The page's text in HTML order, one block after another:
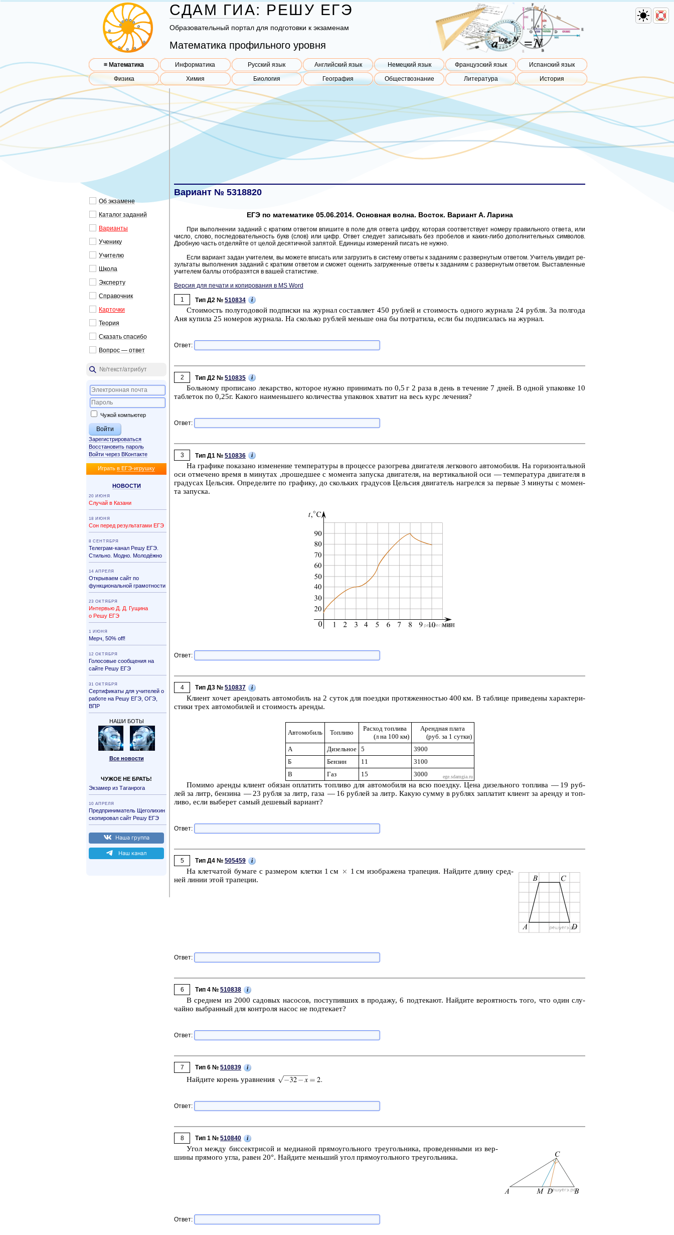
СДАМ ГИА: РЕШУ ЕГЭ
Об­ра­зо­ва­тель­ный пор­тал для под­го­тов­ки к эк­за­ме­нам
Математика профильного уровня
≡ Математика Информатика Русский язык Английский язык Немецкий язык Французский язык
Испанский язык
Физика
Химия Биология География Обществознание Литература История
Об эк­за­ме­не
Ка­та­лог за­да­ний
Ва­ри­ан­ты
Уче­ни­ку
Учи­те­лю
Школа
Экс­пер­ту
Спра­воч­ник
Кар­точ­ки
Тео­рия
Ска­зать спа­си­бо
Во­прос — ответ
Чужой компьютер
Зарегистрироваться
Восстановить пароль
Войти через ВКонтакте
Иг­рать в ЕГЭ-иг­руш­ку
НО­ВО­СТИ
20 ИЮНЯ
Случай в Казани
18 ИЮНЯ
Сон перед результатами ЕГЭ
8 СЕНТЯБРЯ
Телеграм-канал Решу ЕГЭ.
Стильно. Модно. Молодёжно
14 АПРЕЛЯ
Открываем сайт по
функциональной грамотности
23 ОКТЯБРЯ
Интервью Д. Д. Гущина
о Решу ЕГЭ
1 ИЮНЯ
Мерч, 50% off!
12 ОКТЯБРЯ
Голосовые сообщения на
сайте Решу ЕГЭ
31 ОК­ТЯБ­РЯ
Сер­ти­фи­ка­ты для учи­те­лей о
ра­бо­те на Решу ЕГЭ, ОГЭ,
ВПР
НАШИ БОТЫ
Все но­во­сти
ЧУЖОЕ НЕ БРАТЬ!
Эк­за­мер из Та­ган­ро­га
10 АП­РЕ­ЛЯ
Пред­при­ни­ма­тель Ще­го­ли­хин
ско­пи­ро­вал сайт Решу ЕГЭ
Наша груп­па
Наш канал
Вариант № 5318820
ЕГЭ по математике 05.06.2014. Основная волна. Восток. Вариант А. Ларина
При вы­пол­не­нии за­да­ний с крат­ким от­ве­том впи­ши­те в поле для от­ве­та цифру, ко­то­рая со­от­вет­ству­ет но­ме­ру пра­виль­но­го от­ве­та, или
число, слово, по­сле­до­ва­тель­ность букв (слов) или цифр. Ответ сле­ду­ет за­пи­сы­вать без про­бе­лов и каких-либо до­пол­ни­тель­ных сим­во­лов.
Дроб­ную часть от­де­ляй­те от целой де­ся­тич­ной за­пя­той. Еди­ни­цы из­ме­ре­ний пи­сать не нужно.
Если ва­ри­ант задан учи­те­лем, вы мо­же­те впи­сать или за­гру­зить в си­сте­му от­ве­ты к за­да­ни­ям с раз­вер­ну­тым от­ве­том. Учи­тель уви­дит ре­
зуль­та­ты вы­пол­не­ния за­да­ний с крат­ким от­ве­том и смо­жет оце­нить за­гру­жен­ные от­ве­ты к за­да­ни­ям с раз­вер­ну­тым от­ве­том. Вы­став­лен­ные
учи­те­лем баллы отоб­ра­зят­ся в вашей ста­ти­сти­ке.
Версия для печати и копирования в MS Word
1
Тип Д2 № 510834 i
Сто­и­мость по­лу­го­до­вой под­пис­ки на жур­нал со­став­ля­ет 450 руб­лей и сто­и­мость од­но­го жур­на­ла 24 рубля. За пол­го­да
Аня ку­пи­ла 25 но­ме­ров жур­на­ла. На сколь­ко руб­лей мень­ше она бы по­тра­ти­ла, если бы под­пи­са­лась на жур­нал.
Ответ:
2 Тип Д2 № 510835 i
Боль­но­му про­пи­са­но ле­кар­ство, ко­то­рое нужно при­ни­мать по 0,5 г 2 раза в день в те­че­ние 7 дней. В одной упа­ков­ке 10
таб­ле­ток по 0,25г. Ка­ко­го наи­мень­ше­го ко­ли­че­ства упа­ко­вок хва­тит на весь курс ле­че­ния?
Ответ:
3 Тип Д1 № 510836 i
На гра­фи­ке по­ка­за­но из­ме­не­ние тем­пе­ра­ту­ры в про­цес­се разо­гре­ва дви­га­те­ля лег­ко­во­го ав­то­мо­би­ля. На го­ри­зон­таль­ной
оси от­ме­че­но время в ми­ну­тах ,про­шед­шее с мо­мен­та за­пус­ка дви­га­те­ля, на вер­ти­каль­ной оси — тем­пе­ра­ту­ра дви­га­те­ля в
гра­ду­сах Цель­сия. Опре­де­ли­те по гра­фи­ку, до сколь­ких гра­ду­сов Цель­сия дви­га­тель на­грел­ся за пер­вые 3 ми­ну­ты с мо­мен­
та за­пус­ка.
Ответ:
4 Тип Д3 № 510837 i
Кли­ент хочет арен­до­вать ав­то­мо­биль на 2 суток для по­езд­ки про­тя­жен­но­стью 400 км. В таб­ли­це при­ве­де­ны ха­рак­те­ри­
сти­ки трех ав­то­мо­би­лей и сто­и­мость арен­ды.
Ав­то­мо­биль Топ­ли­во
Рас­ход топ­ли­ва
(л на 100 км)
Аренд­ная плата
(руб. за 1 сутки)
А
Ди­зель­ное 5
3900
Б
Бен­зин 11
3100
В
Газ 15 3000
По­ми­мо арен­ды кли­ент обя­зан опла­тить топ­ли­во для ав­то­мо­би­ля на всю по­езд­ку. Цена ди­зель­но­го топ­ли­ва — 19 руб­
лей за литр, бен­зи­на — 23 рубля за литр, газа — 16 руб­лей за литр. Какую сумму в руб­лях за­пла­тит кли­ент за арен­ду и топ­
ли­во, если вы­бе­рет самый де­ше­вый ва­ри­ант?
Ответ:
5 Тип Д4 № 505459 i
На клет­ча­той бу­ма­ге с раз­ме­ром клет­ки 1 см
1 см изоб­ра­же­на тра­пе­ция. Най­ди­те длину сред­
ней линии этой тра­пе­ции.
Ответ:
6 Тип 4 № 510838 i
В сред­нем из 2000 са­до­вых на­со­сов, по­сту­пив­ших в про­да­жу, 6 под­те­ка­ют. Най­ди­те ве­ро­ят­ность того, что один слу­
чай­но вы­бран­ный для кон­тро­ля насос не под­те­ка­ет?
Ответ:
7 Тип 6 № 510839 i
Най­ди­те ко­рень урав­не­ния
Ответ:
8 Тип 1 № 510840 i
Угол между бис­сек­три­сой и ме­ди­а­ной пря­мо­уголь­но­го тре­уголь­ни­ка, про­ве­ден­ны­ми из вер­
ши­ны пря­мо­го угла, равен 20°. Най­ди­те мень­ший угол пря­мо­уголь­но­го тре­уголь­ни­ка.
Ответ: